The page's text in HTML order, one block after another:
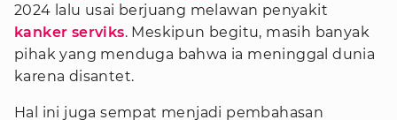
2024 lalu usai berjuang melawan penyakit
kanker serviks. Meskipun begitu, masih banyak
pihak yang menduga bahwa ia meninggal dunia
karena disantet.
Hal ini juga sempat menjadi pembahasan